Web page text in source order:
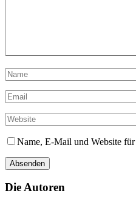
Name, E-Mail und Website
Die Autoren